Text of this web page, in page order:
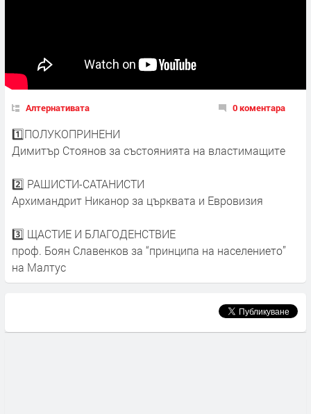
Алтернативата 0 коментара
1️⃣ПОЛУКОПРИНЕНИ
Димитър Стоянов за състоянията на властимащите
2️⃣ РАШИСТИ-САТАНИСТИ
Архимандрит Никанор за църквата и Евровизия
3️⃣ ЩАСТИЕ И БЛАГОДЕНСТВИЕ
проф. Боян Славенков за “принципа на населението”
на Малтус